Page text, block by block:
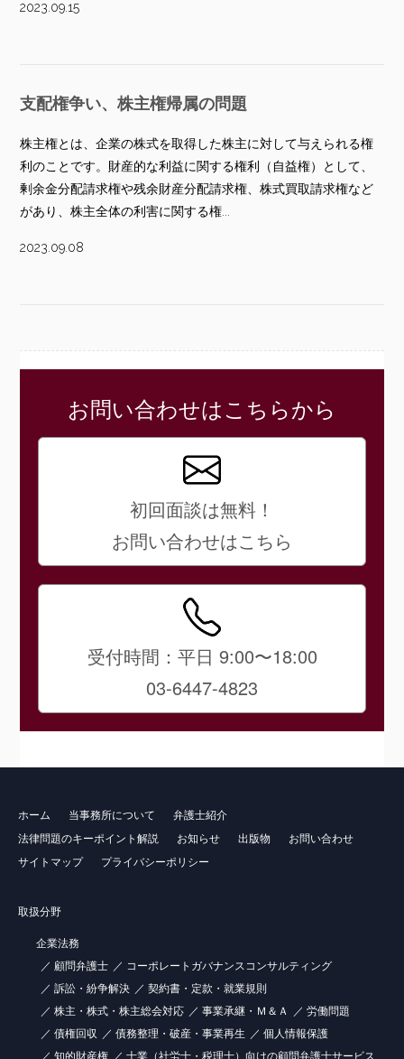
2023.09.15
支配権争い、株主権帰属の問題
株主権とは、企業の株式を取得した株主に対して与えられる権
利のことです。財産的な利益に関する権利（自益権）として、
剰余金分配請求権や残余財産分配請求権、株式買取請求権など
があり、株主全体の利害に関する権...
2023.09.08
お問い合わせはこちらから
初回面談は無料！
お問い合わせはこちら
受付時間：平日 9:00〜18:00
03-6447-4823
ホーム 当事務所について
弁護士紹介
法律問題のキーポイント解説
お知らせ 出版物
お問い合わせ
サイトマップ
プライバシーポリシー
取扱分野
企業法務
顧問弁護士
コーポレートガバナンスコンサルティング
訴訟・紛争解決
契約書・定款・就業規則
株主・株式・株主総会対応
事業承継・Ｍ＆Ａ
労働問題
債権回収
債務整理・破産・事業再生
個人情報保護
知的財産権
士業（社労士・税理士）向けの顧問弁護士サービス